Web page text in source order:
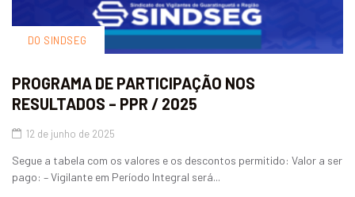
DO SINDSEG
PROGRAMA DE PARTICIPAÇÃO NOS
RESULTADOS – PPR / 2025
12 de junho de 2025
Segue a tabela com os valores e os descontos permitido: Valor a ser
pago: – Vigilante em Período Integral será...